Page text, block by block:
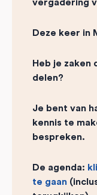
vergadering
Deze keer in
Heb je zaken
delen?
Je bent van
kennis te
bespreken.
De agenda:
te gaan